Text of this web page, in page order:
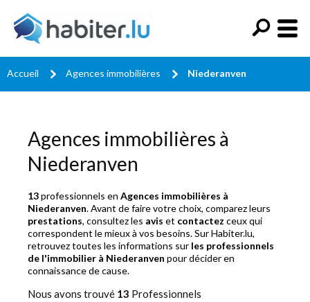
Accueil Agences immobilières Niederanven
Agences immobilières à
Niederanven
13professionnels en Agences immobilières à
Niederanven. Avant de faire votre choix, comparez leurs
prestations, consultez les avis et contactez ceux qui
correspondent le mieux à vos besoins. Sur Habiter.lu,
retrouvez toutes les informations sur les professionnels
de l'immobilier à Niederanven pour décider en
connaissance de cause.
Nous avons trouvé 13 Professionnels